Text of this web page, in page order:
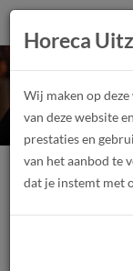
Festivalmedewerker
Horeca
Wij maken op
van deze website
prestaties en
van het aanbod te
dat je instemt met